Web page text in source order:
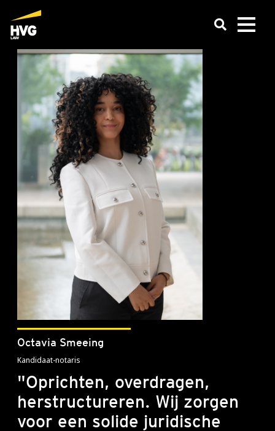
"Oprichten, overdragen,
herstructureren. Wij zorgen
voor een solide juridische
Octavia Smeeing
Kandidaat-notaris